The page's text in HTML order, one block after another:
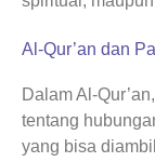
Al-Qur’an dan
Dalam Al-
tentang
yang bisa